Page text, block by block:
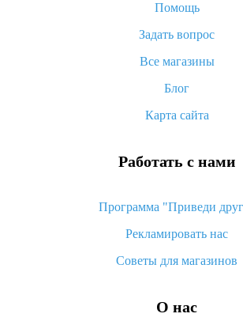
Как покупать оптом на
Что делать, если не пришел товар с
возврата денег
Помощь
Задать вопрос
Все магазины
Блог
Карта сайта
Работать с нами
Программа "Приведи
Рекламировать нас
Советы для магазинов
О нас